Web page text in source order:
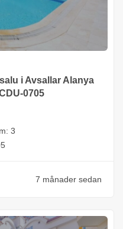
i Avsallar Alanya
0705
3
7 månader sedan